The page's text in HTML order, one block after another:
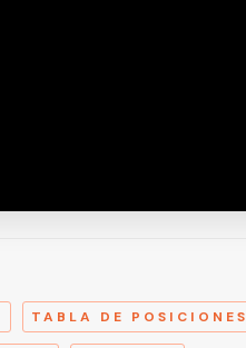
TABLA DE POSICIONES